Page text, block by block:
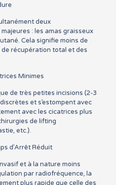
deux
: les amas graisseux
Cela signifie moins de
récupération total et des
Minimes
de très petites incisions (2-3
et s’estompent avec
avec les cicatrices plus
de lifting
etc.).
d’Arrêt Réduit
et à la nature moins
par radiofréquence, la
plus rapide que celle des